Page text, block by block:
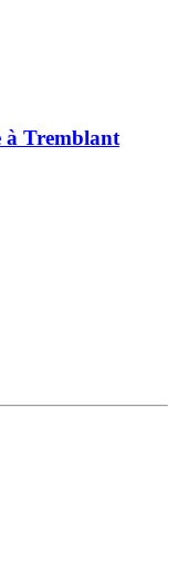
à Tremblant